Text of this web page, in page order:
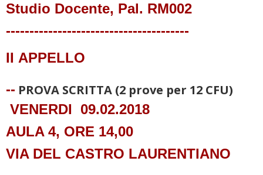
Studio Docente, Pal. RM002
---------------------------------------
II APPELLO
-- PROVA SCRITTA (2 prove per 12 CFU)
VENERDI 09.02.2018
AULA 4, ORE 14,00
VIA DEL CASTRO LAURENTIANO